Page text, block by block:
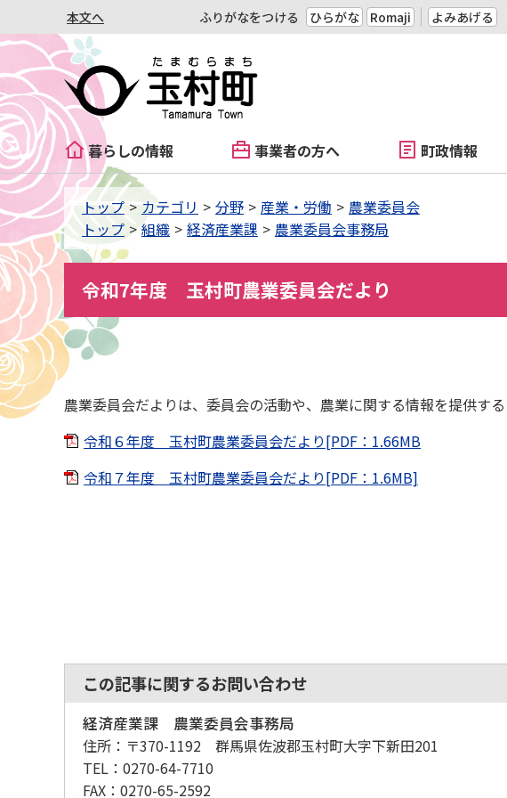
本文へ ふりがなをつける ひらがな Romaji よみあげる
暮らしの情報 事業者の方へ 町政情報
トップ カテゴリ 分野 産業・労働
農業委員会
トップ
組織 経済産業課 農業委員会事務局
令和7年度 玉村町農業委員会だより
農業委員会だよりは、委員会の活動や、農業に関する情報を提供する
令和６年度 玉村町農業委員会だより[PDF：1.66MB
令和７年度 玉村町農業委員会だより[PDF：1.6MB]
この記事に関するお問い合わせ
経済産業課 農業委員会事務局
住所： 〒370-1192 群馬県佐波郡玉村町大字下新田201
TEL： 0270-64-7710
FAX： 0270-65-2592